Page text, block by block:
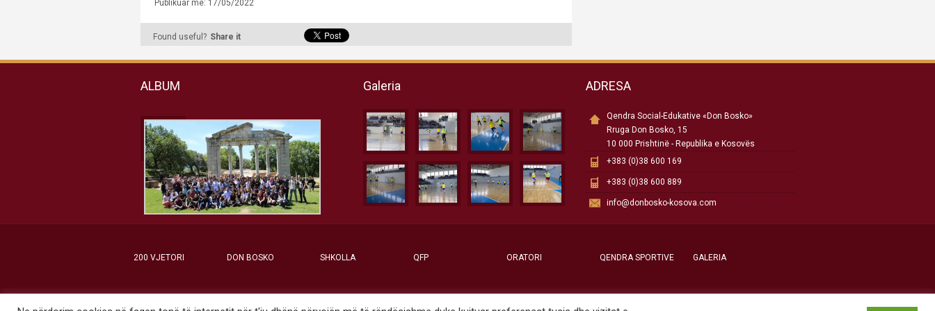
Publikuar më: 17/05/2022
Found useful? Share it
ALBUM Galeria ADRESA
Qendra Social-Edukative «Don Bosko»
Rruga Don Bosko, 15
10 000 Prishtinë - Republika e Kosovës
+383 (0)38 600 169
+383 (0)38 600 889
info@donbosko-kosova.com
200 VJETORI DON BOSKO SHKOLLA QFP ORATORI QENDRA SPORTIVE GALERIA